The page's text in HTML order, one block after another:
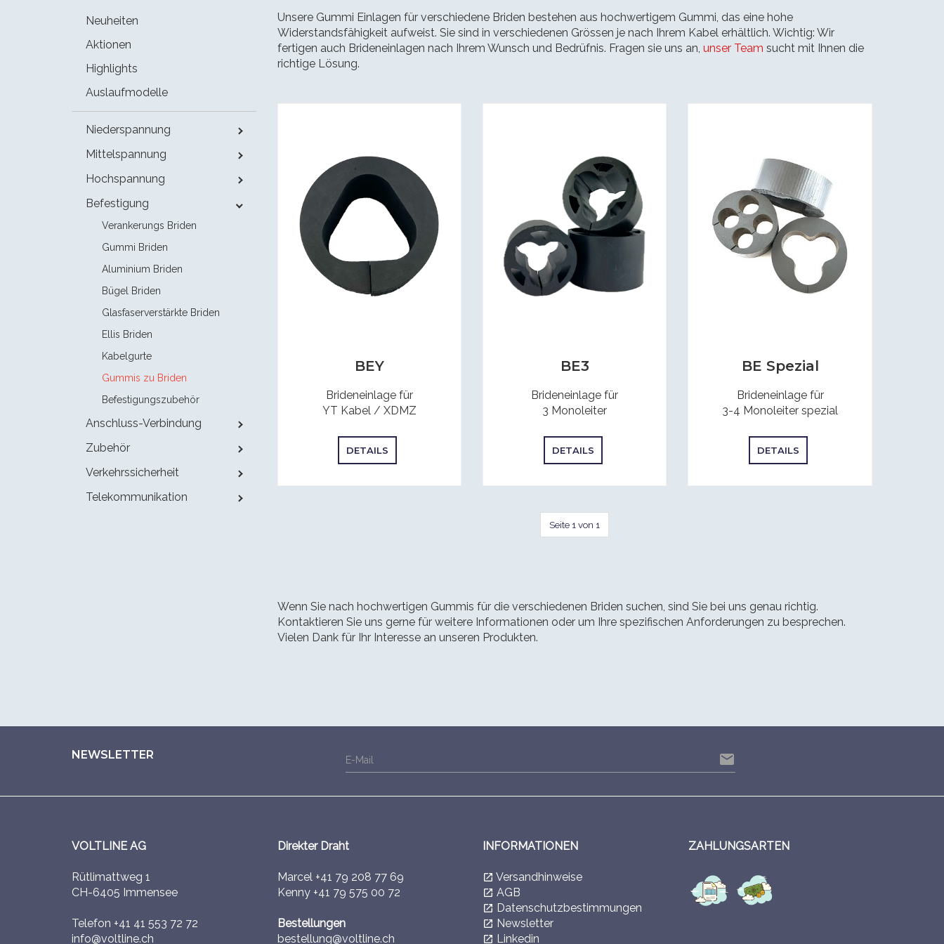
Neuheiten
Aktionen
Highlights
Auslaufmodelle
Niederspannung
Mittelspannung
Hochspannung
Befestigung
Verankerungs Briden
Gummi Briden
Aluminium Briden
Bügel Briden
Glasfaserverstärkte Briden
Ellis Briden
Kabelgurte
Gummis zu Briden
Befestigungszubehör
Anschluss-Verbindung
Zubehör
Verkehrssicherheit
Telekommunikation
Unsere Gummi Einlagen für verschiedene Briden bestehen aus hochwertigem Gummi, das eine hohe
Widerstandsfähigkeit aufweist. Sie sind in verschiedenen Grössen je nach Ihrem Kabel erhältlich. Wichtig: Wir
fertigen auch Brideneinlagen nach Ihrem Wunsch und Bedrüfnis. Fragen sie uns an, unser Team sucht mit Ihnen die
richtige Lösung.
BEY
Brideneinlage für
YT Kabel / XDMZ
DETAILS
BE3
Brideneinlage für
3 Monoleiter
DETAILS
BE Spezial
Brideneinlage für
3-4 Monoleiter spezial
DETAILS
Seite 1 von 1
Wenn Sie nach hochwertigen Gummis für die verschiedenen Briden suchen, sind Sie bei uns genau richtig.
Kontaktieren Sie uns gerne für weitere Informationen oder um Ihre spezifischen Anforderungen zu besprechen.
Vielen Dank für Ihr Interesse an unseren Produkten.
NEWSLETTER E-Mail email
VOLTLINE AG
Rütlimattweg 1
CH-6405 Immensee
Telefon +41 41 553 72 72
info@voltline.ch
Direkter Draht
Marcel +41 79 208 77 69
Kenny +41 79 575 00 72
Bestellungen
bestellung@voltline.ch
INFORMATIONEN
launch Versandhinweise
launch AGB
launch Datenschutzbestimmungen
launch Newsletter
launch Linkedin
ZAHLUNGSARTEN